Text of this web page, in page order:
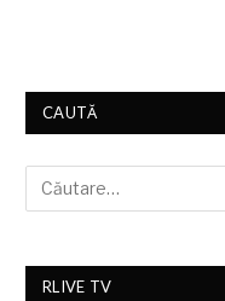
CAUTĂ
RLIVE TV